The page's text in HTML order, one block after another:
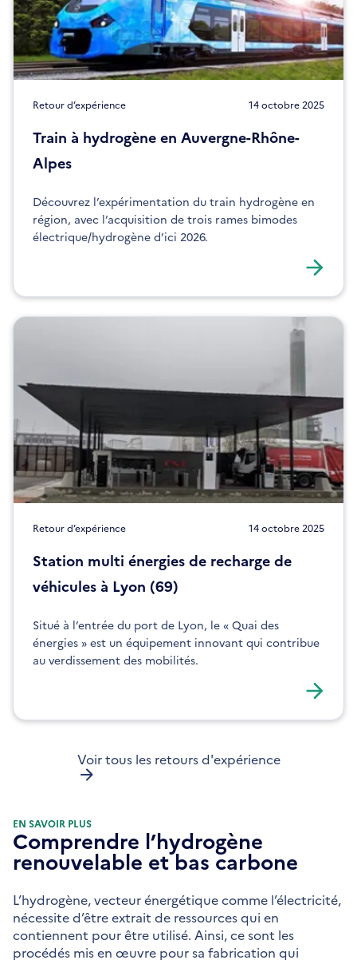
Retour d’expérience 14 octobre 2025
Train à hydrogène en Auvergne-Rhône-
Alpes
Découvrez l’expérimentation du train hydrogène en
région, avec l’acquisition de trois rames bimodes
électrique/hydrogène d’ici 2026.
Retour d’expérience 14 octobre 2025
Station multi énergies de recharge de
véhicules à Lyon (69)
Situé à l’entrée du port de Lyon, le « Quai des
énergies » est un équipement innovant qui contribue
au verdissement des mobilités.
Voir tous les retours d'expérience
EN SAVOIR PLUS
Comprendre l’hydrogène
renouvelable et bas carbone
L’hydrogène, vecteur énergétique comme l’électricité,
nécessite d’être extrait de ressources qui en
contiennent pour être utilisé. Ainsi, ce sont les
procédés mis en œuvre pour sa fabrication qui